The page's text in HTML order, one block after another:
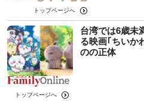
トップページへ
台湾では6歳未
る映画｢ちいか
のの正体
トップページへ